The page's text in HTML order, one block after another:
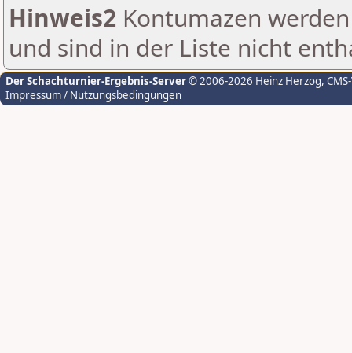
Hinweis2 Kontumazen
und sind in der Liste nicht
Der Schachturnier-Ergebnis-Server© 2006-2026 Heinz Herzog,
Impressum / Nutzungsbedingungen